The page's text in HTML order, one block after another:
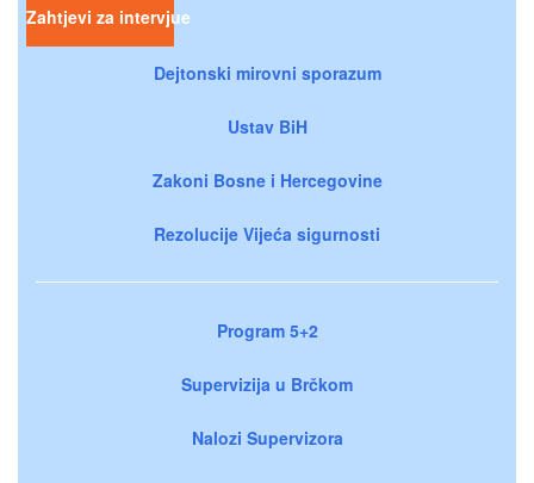
Zahtjevi za intervjue
Dejtonski mirovni sporazum
Ustav BiH
Zakoni Bosne i Hercegovine
Rezolucije Vijeća sigurnosti
Program 5+2
Supervizija u Brčkom
Nalozi Supervizora